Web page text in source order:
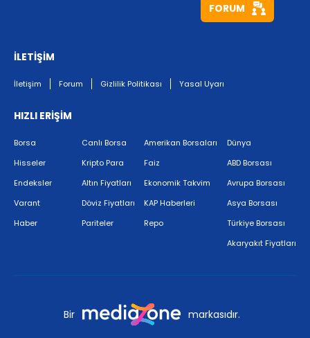
FORUM
İLETİŞİM
İletişim Forum Gizlilik Politikası Yasal Uyarı
HIZLI ERİŞİM
Borsa
Hisseler
Endeksler
Varant
Haber
Canlı Borsa
Kripto Para
Altın Fiyatları
Döviz Fiyatları
Pariteler
Amerikan Borsaları
Faiz
Ekonomik Takvim
KAP Haberleri
Repo
Dünya
ABD Borsası
Avrupa Borsası
Asya Borsası
Türkiye Borsası
Akaryakıt Fiyatları
Bir markasıdır.